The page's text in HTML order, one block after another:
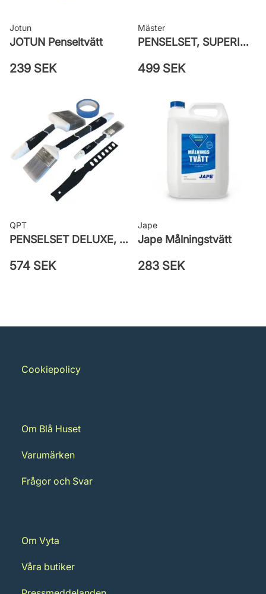
Jotun
JOTUN Penseltvätt
239 SEK
Mäster
PENSELSET, SUPERIOR MÅLA FASAD
499 SEK
QPT
PENSELSET DELUXE, MÅLA FASAD, ALLA YTOR
574 SEK
Jape
Jape Målningstvätt
283 SEK
Cookiepolicy
Om Blå Huset
Varumärken
Frågor och Svar
Om Vyta
Våra butiker